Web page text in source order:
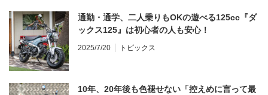
通勤・通学、二人乗りもOKの遊べる125cc『ダ
ックス125』は初心者の人も安心！
2025/7/20 トピックス
10年、20年後も色褪せない「控えめに言って最